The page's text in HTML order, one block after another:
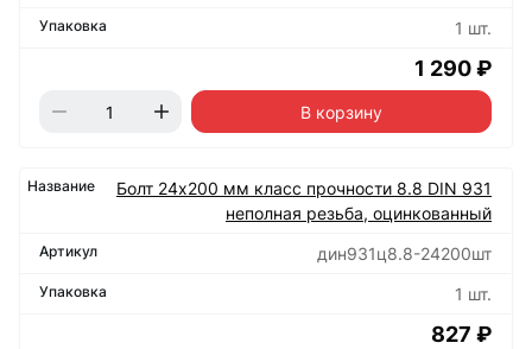
1 шт.
1 290 ₽
В корзину
Болт 24х200 мм класс прочности 8.8 DIN 931
неполная резьба, оцинкованный
дин931ц8.8-24200шт
1 шт.
827 ₽